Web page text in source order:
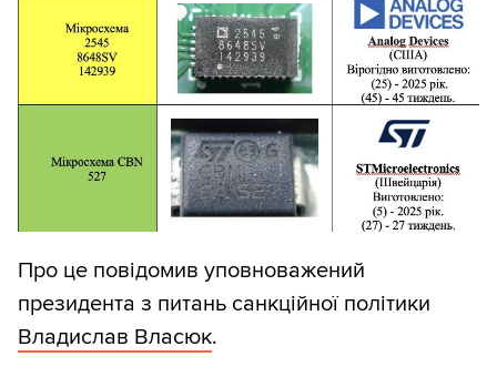
Про це повідомив уповноважений
президента з питань санкційної політики
Владислав Власюк.